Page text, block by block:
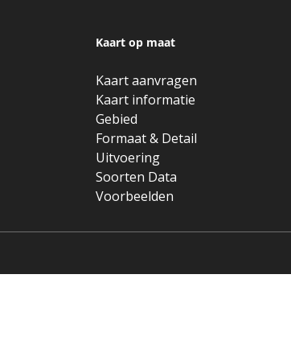
Kaart op maat
Kaart aanvragen
Kaart informatie
Gebied
Formaat & Detail
Uitvoering
Soorten Data
Voorbeelden